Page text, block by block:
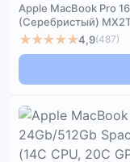
Apple MacBook Pro
(Серебристый)
★★★★★4,9(487)